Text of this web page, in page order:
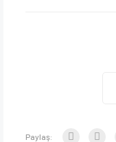
Paylaş: